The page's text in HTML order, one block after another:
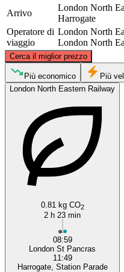
Arrivo
London North
Harrogate
Operatore di
viaggio
London North
London North
Cerca il miglior prezzo
Harrogate
Più economico
Più
London North Eastern Railway
0.81 kg CO2
2 h 23 min
08:59
London St Pancras
11:49
Harrogate, Station Parade